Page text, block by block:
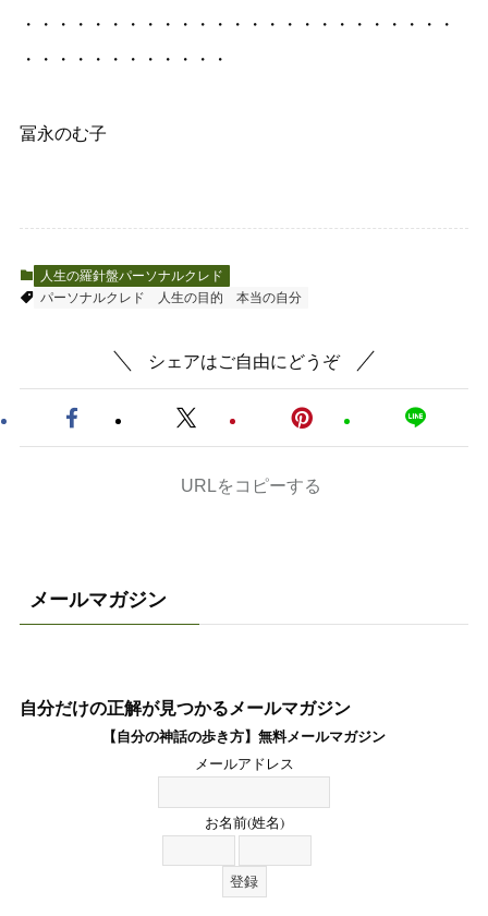
・・・・・・・・・・・・・・・・・・・・・・・・・
・・・・・・・・・・・・
冨永のむ子
人生の羅針盤パーソナルクレド
パーソナルクレド
人生の目的 本当の自分
シェアはご自由にどうぞ
URLをコピーする
メールマガジン
自分だけの正解が見つかるメールマガジン
【自分の神話の歩き方】無料メールマガジン
メールアドレス
お名前(姓名)